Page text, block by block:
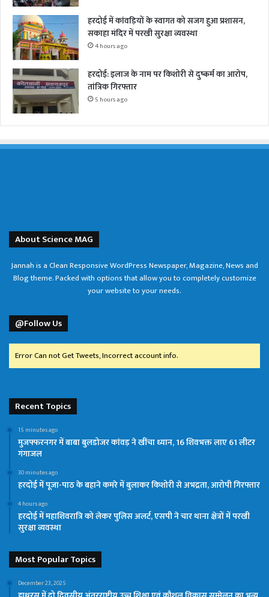
हरदोई में कांवड़ियों के स्वागत को सजग हुआ प्रशासन,
सकाहा मंदिर में परखी सुरक्षा व्यवस्था
4 hours ago
हरदोई: इलाज के नाम पर किशोरी से दुष्कर्म का आरोप,
तांत्रिक गिरफ्तार
5 hours ago
About Science MAG
Jannah is a Clean Responsive WordPress Newspaper, Magazine, News and
Blog theme. Packed with options that allow you to completely customize
your website to your needs.
@Follow Us
Error Can not Get Tweets, Incorrect account info.
Recent Topics
15 minutes ago
मुजफ्फरनगर में बाबा बुलडोजर कांवड़ ने खींचा ध्यान, 16 शिवभक्त लाए 61 लीटर
गंगाजल
30 minutes ago
हरदोई में पूजा-पाठ के बहाने कमरे में बुलाकर किशोरी से अभद्रता, आरोपी गिरफ्तार
4 hours ago
हरदोई में महाशिवरात्रि को लेकर पुलिस अलर्ट, एसपी ने चार थाना क्षेत्रों में परखी
सुरक्षा व्यवस्था
Most Popular Topics
December 23, 2025